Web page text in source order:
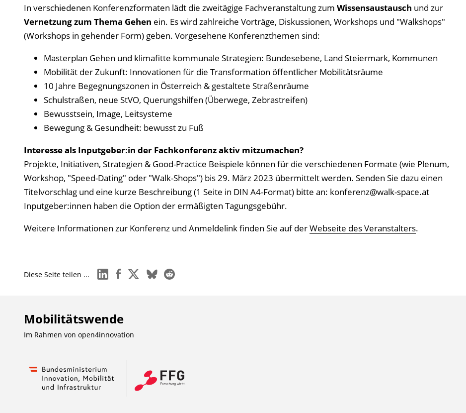
In verschiedenen Konferenzformaten lädt die zweitägige Fachveranstaltung zum Wissensaustausch und zur
Vernetzung zum Thema Gehen ein. Es wird zahlreiche Vorträge, Diskussionen, Workshops und "Walkshops"
(Workshops in gehender Form) geben. Vorgesehene Konferenzthemen sind:
Masterplan Gehen und klimafitte kommunale Strategien: Bundesebene, Land Steiermark, Kommunen
Mobilität der Zukunft: Innovationen für die Transformation öffentlicher Mobilitätsräume
10 Jahre Begegnungszonen in Österreich & gestaltete Straßenräume
Schulstraßen, neue StVO, Querungshilfen (Überwege, Zebrastreifen)
Bewusstsein, Image, Leitsysteme
Bewegung & Gesundheit: bewusst zu Fuß
Interesse als Inputgeber:in der Fachkonferenz aktiv mitzumachen?
Projekte, Initiativen, Strategien & Good-Practice Beispiele können für die verschiedenen Formate (wie Plenum,
Workshop, "Speed-Dating" oder "Walk-Shops") bis 29. März 2023 übermittelt werden. Senden Sie dazu einen
Titelvorschlag und eine kurze Beschreibung (1 Seite in DIN A4-Format) bitte an: konferenz@walk-space.at
Inputgeber:innen haben die Option der ermäßigten Tagungsgebühr.
Weitere Informationen zur Konferenz und Anmeldelink finden Sie auf derWebseite des Veranstalters.
Diese Seite teilen ... linkedinfacebook
x blueskyreddit
Mobilitätswende
Im Rahmen von open4innovation